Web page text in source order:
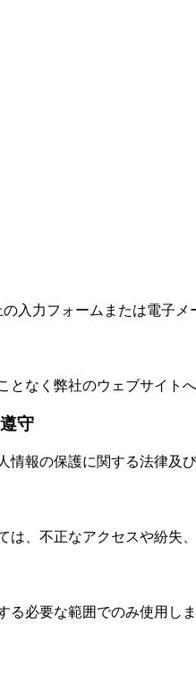
入力フォームまたは電子
となく弊社のウェブサイト
守
報の保護に関する法律及
は、不正なアクセスや紛失
必要な範囲でのみ使用しま